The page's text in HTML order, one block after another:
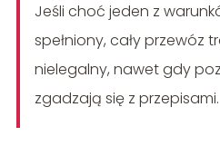
Jeśli choć jeden z
spełniony, cały przewóz
nielegalny, nawet gdy
zgadzają się z przepisami.